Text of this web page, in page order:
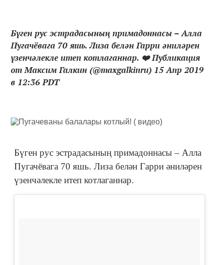
Бүген рус эстрадасының примадоннасы – Алла
Пугачёвага 70 яшь. Лиза белән Гарри әниләрен
үзенчәлекле итеп котлаганнар. ❤️ Публикация
от Максим Галкин (@maxgalkinru) 15 Апр 2019
в 12:36 PDT
Бүген рус эстрадасының примадоннасы – Алла
Пугачёвага 70 яшь. Лиза белән Гарри әниләрен
үзенчәлекле итеп котлаганнар.